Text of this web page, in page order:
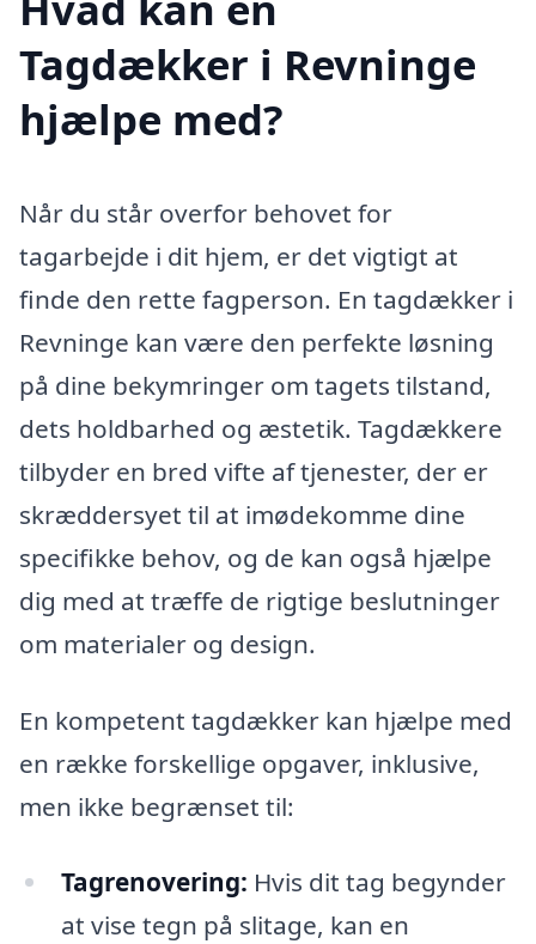
Tagdækker i Revninge
hjælpe med?
Når du står overfor behovet for
tagarbejde i dit hjem, er det vigtigt at
finde den rette fagperson. En tagdækker i
Revninge kan være den perfekte løsning
på dine bekymringer om tagets tilstand,
dets holdbarhed og æstetik. Tagdækkere
tilbyder en bred vifte af tjenester, der er
skræddersyet til at imødekomme dine
specifikke behov, og de kan også hjælpe
dig med at træffe de rigtige beslutninger
om materialer og design.
En kompetent tagdækker kan hjælpe med
en række forskellige opgaver, inklusive,
men ikke begrænset til:
Tagrenovering: Hvis dit tag begynder
at vise tegn på slitage, kan en